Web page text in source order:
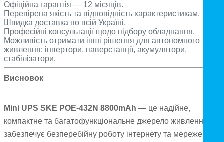
Офіційна гарантія — 12 місяців.
Перевірена якість та відповідність характеристикам.
Швидка доставка по всій Україні.
Професійні консультації щодо підбору обладнання.
Можливість отримати інші рішення для автономного
живлення: інвертори, паверстанції, акумулятори,
стабілізатори.
Висновок
Mini UPS SKE POE-432N 8800mAh — це надійне,
компактне та багатофункціональне джерело живлення, яке
забезпечує безперебійну роботу інтернету та мережевого